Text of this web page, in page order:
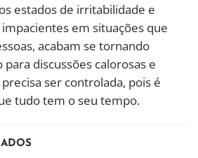
estados de irritabilidade e
em situações que
acabam se tornando
discussões calorosas e
ser controlada, pois é
tudo tem o seu tempo.